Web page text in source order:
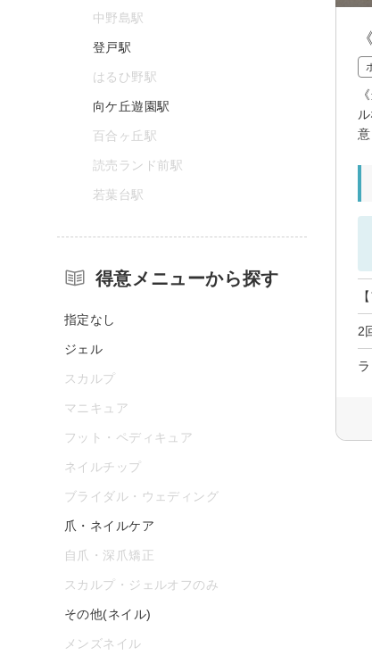
2
中野島駅
登戸駅
はるひ野駅
向ケ丘遊園駅
百合ヶ丘駅
読売ランド前駅
若葉台駅
得意メニューから探す
指定なし
ジェル
スカルプ
マニキュア
フット・ペディキュア
ネイルチップ
ブライダル・ウェディング
爪・ネイルケア
自爪・深爪矯正
スカルプ・ジェルオフのみ
その他(ネイル)
メンズネイル